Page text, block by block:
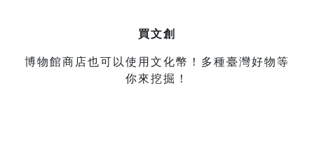
買文創
博物館商店也可以使用文化幣！多種臺灣好物等
你來挖掘！